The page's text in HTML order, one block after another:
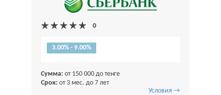
3.00% - 9.00%
Сумма: от 150 000 до тенге
Срок: от 3 мес. до 7 лет
Условия →